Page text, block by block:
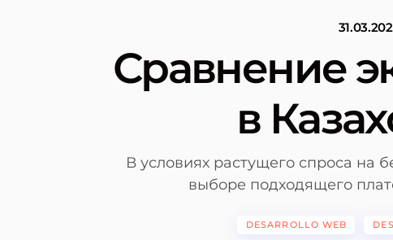
Сравнение
в
В условиях растущего спроса на
выборе подходящего
DESARROLLO WEB